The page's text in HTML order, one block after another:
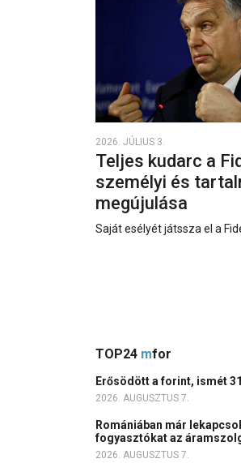
2026. JÚLIUS 3.
Teljes kudarc a
személyi és
megújulása
Saját esélyét játssza el a
TOP24 mfor
Erősödött a forint, ismét
2026. AUGUSZTUS 7.
Romániában már
fogyasztókat az
2026. AUGUSZTUS 7.